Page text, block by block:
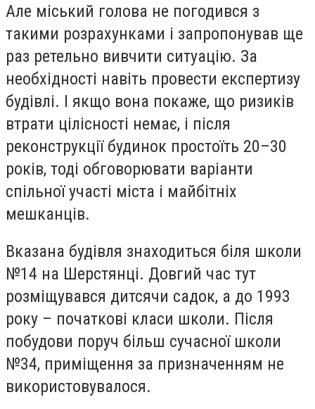
Але міський голова не погодився з
такими розрахунками і запропонував ще
раз ретельно вивчити ситуацію. За
необхідності навіть провести експертизу
будівлі. І якщо вона покаже, що ризиків
втрати цілісності немає, і після
реконструкції будинок простоїть 20–30
років, тоді обговорювати варіанти
спільної участі міста і майбітніх
мешканців.
Вказана будівля знаходиться біля школи
№14 на Шерстянці. Довгий час тут
розміщувався дитсячи садок, а до 1993
року – початкові класи школи. Після
побудови поруч більш сучасної школи
№34, приміщення за призначенням не
використовувалося.